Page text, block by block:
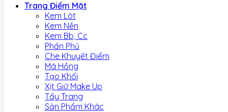
Trang Điểm Mặt
Kem Lót
Kem Nền
Kem Bb, Cc
Phấn Phủ
Che Khuyết Điểm
Má Hồng
Tạo Khối
Xịt Giữ Make Up
Tẩy Trang
Sản Phẩm Khác